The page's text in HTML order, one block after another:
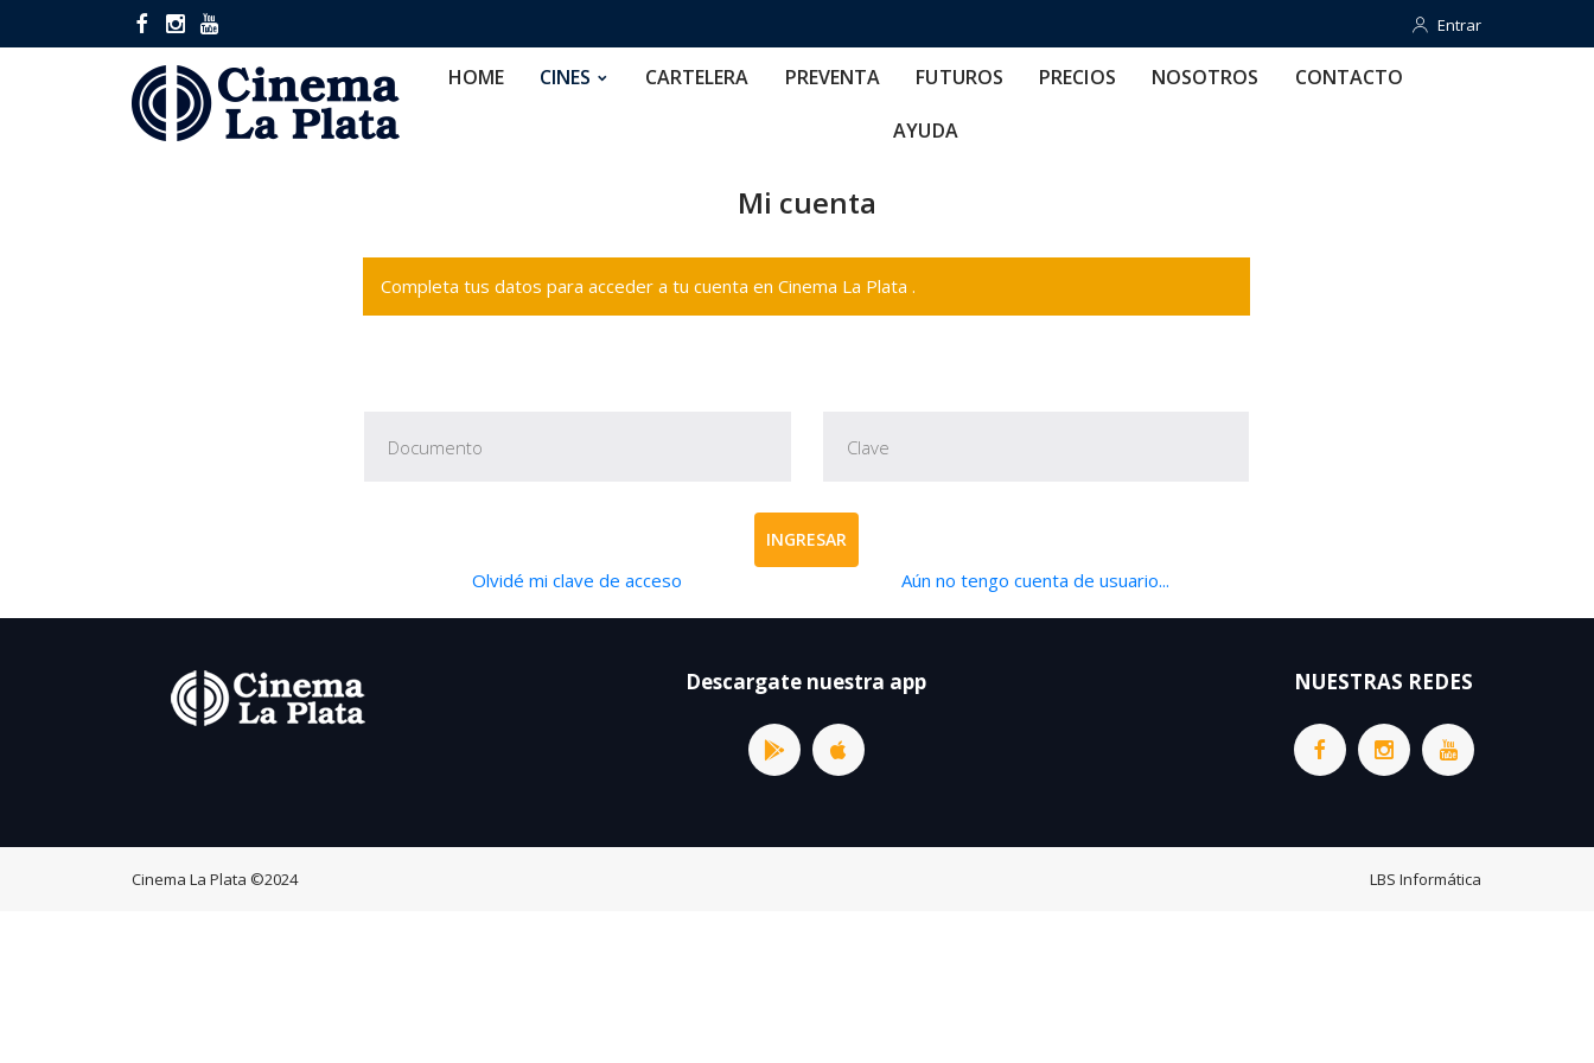
Entrar
Entrar
HOME CINES CARTELERA PREVENTA FUTUROS PRECIOS NOSOTROS CONTACTO
AYUDA
Mi cuenta
Completa tus datos para acceder a tu cuenta en Cinema La Plata .
INGRESAR
Olvidé mi clave de acceso Aún no tengo cuenta de usuario...
Descargate nuestra app NUESTRAS REDES
Cinema La Plata ©2024 LBS Informática